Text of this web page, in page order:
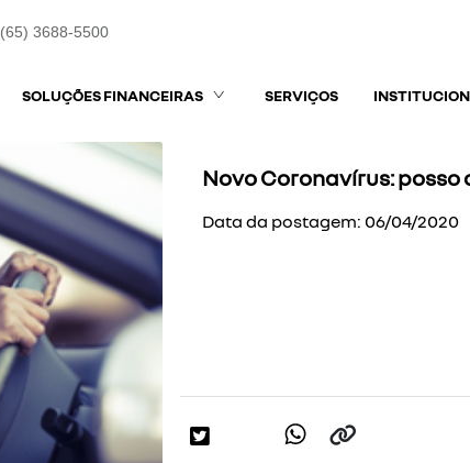
(65) 3688-5500
SOLUÇÕES FINANCEIRAS SERVIÇOS
Novo Coronavírus:
Data da postagem: 06/04/2020